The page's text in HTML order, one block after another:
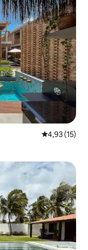
Средна
4,93 (15)